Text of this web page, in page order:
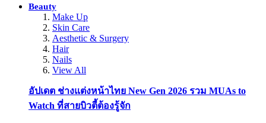
Beauty
Make Up
Skin Care
Aesthetic & Surgery
Hair
Nails
View All
อัปเดต ช่างแต่งหน้าไทย New Gen 2026 รวม MUAs to
Watch ที่สายบิวตี้ต้องรู้จัก